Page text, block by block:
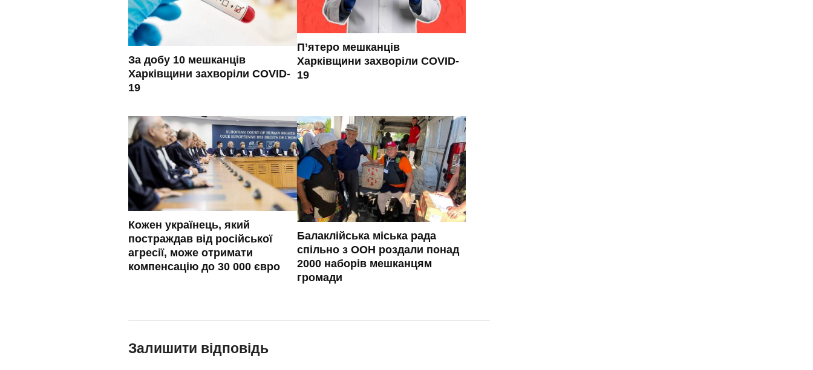
За добу 10 мешканців
Харківщини захворіли COVID-
19
П’ятеро мешканців
Харківщини захворіли COVID-
19
Кожен українець, який
постраждав від російської
агресії, може отримати
компенсацію до 30 000 євро
Балаклійська міська рада
спільно з ООН роздали понад
2000 наборів мешканцям
громади
Залишити відповідь